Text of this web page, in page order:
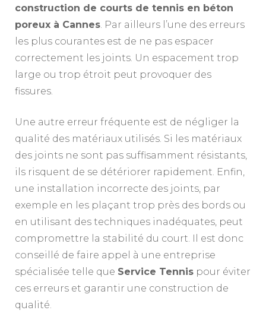
construction de courts de tennis en béton
poreux à Cannes. Par ailleurs l’une des erreurs
les plus courantes est de ne pas espacer
correctement les joints. Un espacement trop
large ou trop étroit peut provoquer des
fissures.
Une autre erreur fréquente est de négliger la
qualité des matériaux utilisés. Si les matériaux
des joints ne sont pas suffisamment résistants,
ils risquent de se détériorer rapidement. Enfin,
une installation incorrecte des joints, par
exemple en les plaçant trop près des bords ou
en utilisant des techniques inadéquates, peut
compromettre la stabilité du court. Il est donc
conseillé de faire appel à une entreprise
spécialisée telle que Service Tennis pour éviter
ces erreurs et garantir une construction de
qualité.